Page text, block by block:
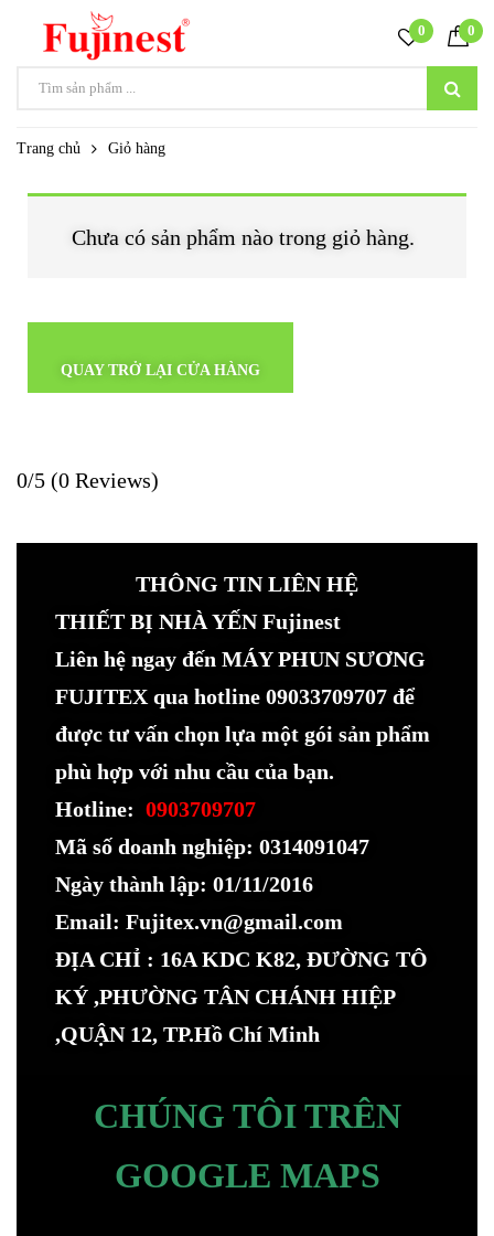
0 0
Trang chủ Giỏ hàng
Chưa có sản phẩm nào trong giỏ hàng.
QUAY TRỞ LẠI CỬA HÀNG
0/5 (0 Reviews)
THÔNG TIN LIÊN HỆ
THIẾT BỊ NHÀ YẾN Fujinest
Liên hệ ngay đến MÁY PHUN SƯƠNG
FUJITEX qua hotline 09033709707 để
được tư vấn chọn lựa một gói sản phẩm
phù hợp với nhu cầu của bạn.
Hotline: 0903709707
Mã số doanh nghiệp: 0314091047
Ngày thành lập: 01/11/2016
Email: Fujitex.vn@gmail.com
ĐỊA CHỈ : 16A KDC K82, ĐƯỜNG TÔ
KÝ ,PHƯỜNG TÂN CHÁNH HIỆP
,QUẬN 12, TP.Hồ Chí Minh
CHÚNG TÔI TRÊN
GOOGLE MAPS